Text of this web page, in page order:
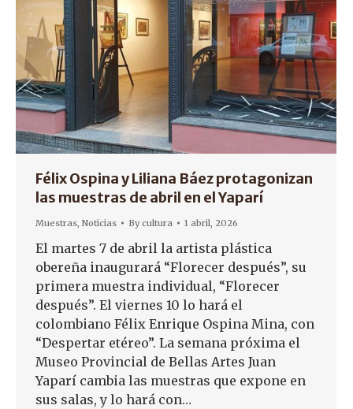
Félix Ospina y Liliana Báez protagonizan
las muestras de abril en el Yaparí
Muestras, Noticias Bycultura 1 abril, 2026
El martes 7 de abril la artista plástica
obereña inaugurará “Florecer después”, su
primera muestra individual, “Florecer
después”. El viernes 10 lo hará el
colombiano Félix Enrique Ospina Mina, con
“Despertar etéreo”. La semana próxima el
Museo Provincial de Bellas Artes Juan
Yaparí cambia las muestras que expone en
sus salas, y lo hará con…